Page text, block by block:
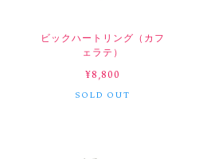
ビックハートリング（カフ
ェラテ）
¥8,800
SOLD OUT